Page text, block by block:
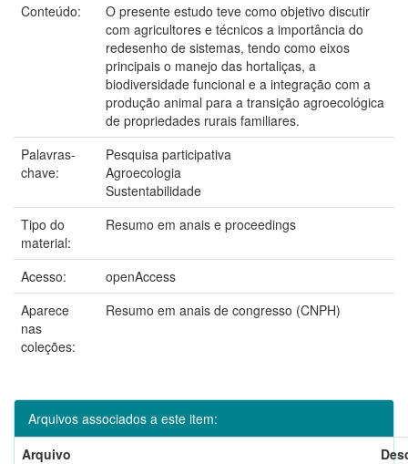
Conteúdo:
O presente estudo teve como objetivo discutir
com agricultores e técnicos a importância do
redesenho de sistemas, tendo como eixos
principais o manejo das hortaliças, a
biodiversidade funcional e a integração com a
produção animal para a transição agroecológica
de propriedades rurais familiares.
Palavras-
chave:
Pesquisa participativa
Agroecologia
Sustentabilidade
Tipo do
material:
Resumo em anais e proceedings
Acesso:
openAccess
Aparece
nas
coleções:
Resumo em anais de congresso (CNPH)
Arquivos associados a este item:
Arquivo